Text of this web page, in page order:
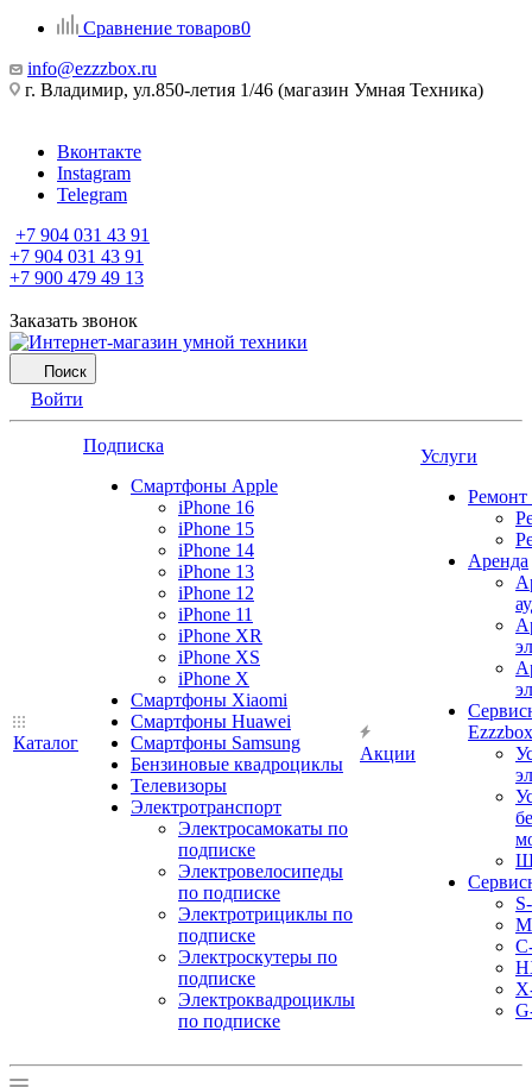
Сравнение товаров0
info@ezzzbox.ru
г. Владимир, ул.850-летия 1/46 (магазин Умная Техника)
Вконтакте
Instagram
Telegram
+7 904 031 43 91
+7 904 031 43 91
+7 900 479 49 13
Заказать звонок
Поиск
Войти
Каталог
Подписка
Смартфоны Apple
iPhone 16
iPhone 15
iPhone 14
iPhone 13
iPhone 12
iPhone 11
iPhone XR
iPhone XS
iPhone X
Смартфоны Xiaomi
Смартфоны Huawei
Смартфоны Samsung
Бензиновые квадроциклы
Телевизоры
Электротранспорт
Электросамокаты по
подписке
Электровелосипеды
по подписке
Электротрициклы по
подписке
Электроскутеры по
подписке
Электроквадроциклы
по подписке
Акции
Услуги
Ремонт
Аренда
Ezzzbox